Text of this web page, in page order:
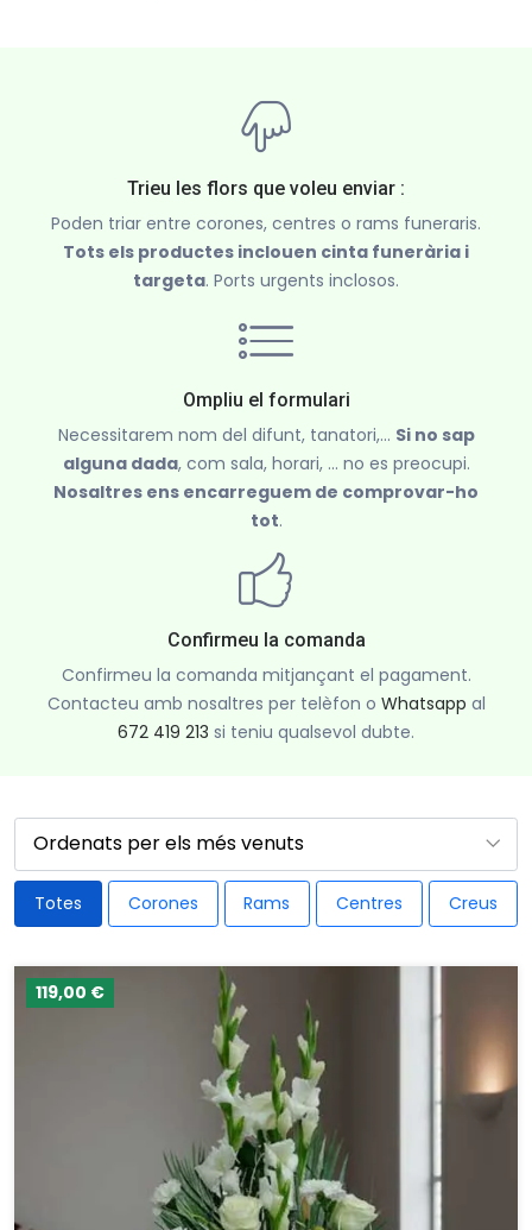
Trieu les flors que voleu enviar :
Poden triar entre corones, centres o rams funeraris.
Tots els productes inclouen cinta funerària i
targeta. Ports urgents inclosos.
Ompliu el formulari
Necessitarem nom del difunt, tanatori,... Si no sap
alguna dada, com sala, horari, ... no es preocupi.
Nosaltres ens encarreguem de comprovar-ho
tot.
Confirmeu la comanda
Confirmeu la comanda mitjançant el pagament.
Contacteu amb nosaltres per telèfon o Whatsapp al
672 419 213 si teniu qualsevol dubte.
Totes Corones Rams Centres Creus
119,00 €